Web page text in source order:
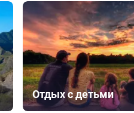
Отдых с детьми